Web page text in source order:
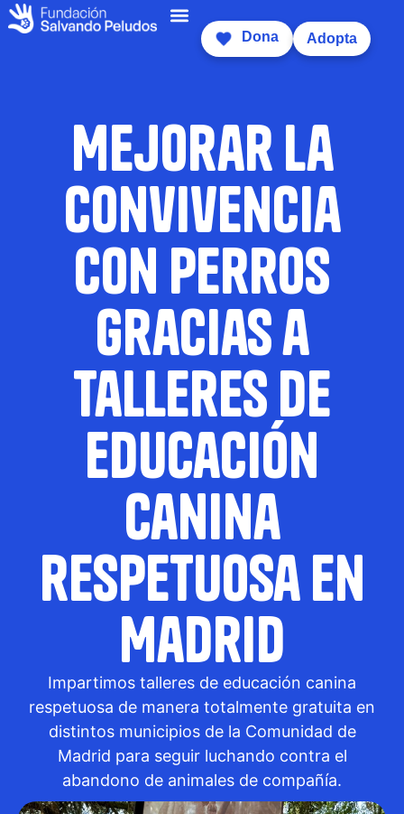
Dona Adopta
Mejorar la
convivencia
con perros
gracias a
talleres de
educación
canina
respetuosa en
Madrid
Impartimos talleres de educación canina
respetuosa de manera totalmente gratuita en
distintos municipios de la Comunidad de
Madrid para seguir luchando contra el
abandono de animales de compañía.